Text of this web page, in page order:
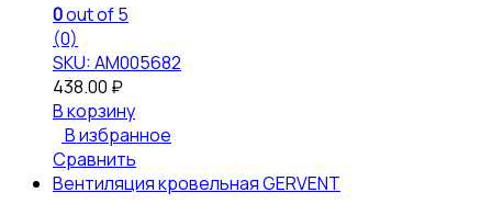
0out of 5
(0)
SKU: АМ005682
438.00 ₽
В корзину
В избранное
Сравнить
Вентиляция кровельная GERVENT